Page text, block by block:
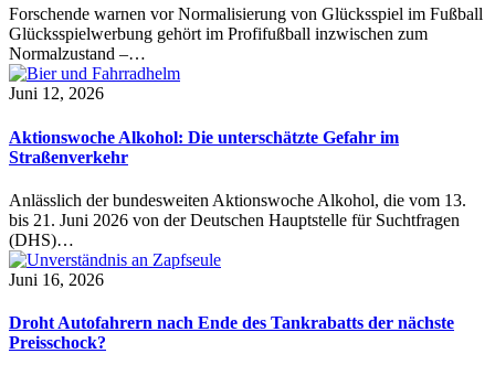
Forschende warnen vor Normalisierung von Glücksspiel im Fußball
Glücksspielwerbung gehört im Profifußball inzwischen zum
Normalzustand –…
Juni 12, 2026
Aktionswoche Alkohol: Die unterschätzte Gefahr im
Straßenverkehr
Anlässlich der bundesweiten Aktionswoche Alkohol, die vom 13.
bis 21. Juni 2026 von der Deutschen Hauptstelle für Suchtfragen
(DHS)…
Juni 16, 2026
Droht Autofahrern nach Ende des Tankrabatts der nächste
Preisschock?